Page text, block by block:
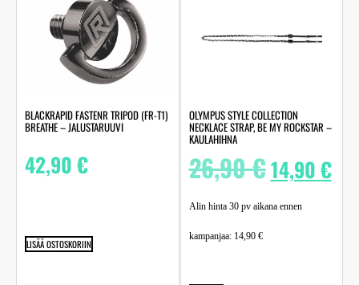
BLACKRAPID FASTENR TRIPOD (FR-T1)
BREATHE – JALUSTARUUVI
42,90€
LISÄÄ OSTOSKORIIN
OLYMPUS STYLE COLLECTION
NECKLACE STRAP, BE MY ROCKSTAR –
KAULAHIHNA
26,90€14,90€
Alin hinta 30 pv aikana ennen
kampanjaa: 14,90 €